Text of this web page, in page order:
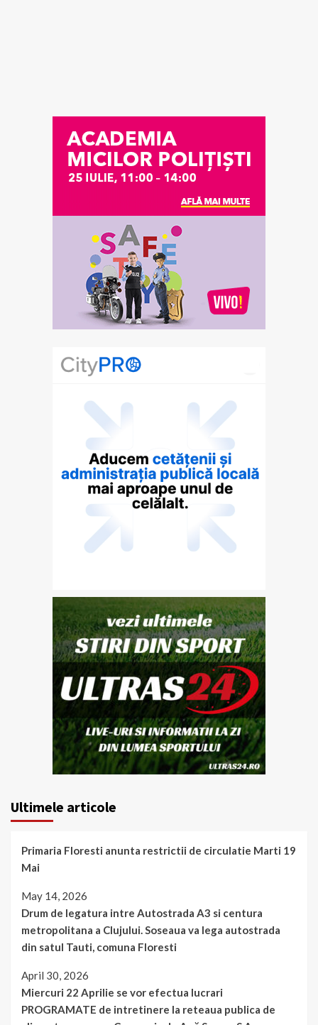
Ultimele articole
Primaria Floresti anunta restrictii de circulatie Marti 19
Mai
May 14, 2026
Drum de legatura intre Autostrada A3 si centura
metropolitana a Clujului. Soseaua va lega autostrada
din satul Tauti, comuna Floresti
April 30, 2026
Miercuri 22 Aprilie se vor efectua lucrari
PROGRAMATE de intretinere la reteaua publica de